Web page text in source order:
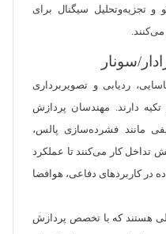
و تجزیه‌وتحلیل سیگنال برای
سونار
ردیابی و تصویربرداری
دارند. مهندسان پردازش
مانند فشرده‌سازی پالس،
کار می‌کنند تا عملکرد
در کاربردهای دفاعی، هوافضا
هستند که با تخصص پردازش